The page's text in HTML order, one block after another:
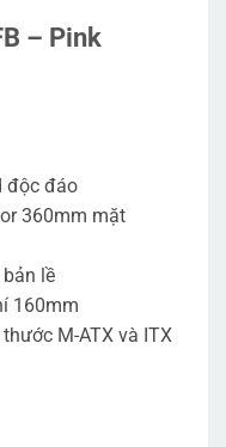
– Pink
độc đáo
360mm mặt
lề
160mm
M-ATX và ITX